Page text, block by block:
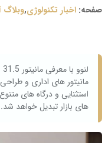
صفحه: اخبار تکنولوژی,وبلاگ
استثنایی و درگاه‌ های
های بازار تبدیل خواهد شد.